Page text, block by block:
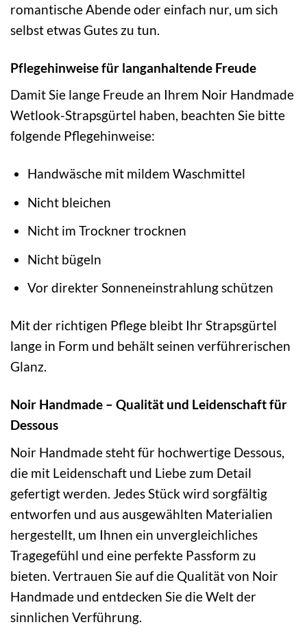
romantische Abende oder einfach nur, um sich
selbst etwas Gutes zu tun.
Pflegehinweise für langanhaltende Freude
Damit Sie lange Freude an Ihrem Noir Handmade
Wetlook-Strapsgürtel haben, beachten Sie bitte
folgende Pflegehinweise:
Handwäsche mit mildem Waschmittel
Nicht bleichen
Nicht im Trockner trocknen
Nicht bügeln
Vor direkter Sonneneinstrahlung schützen
Mit der richtigen Pflege bleibt Ihr Strapsgürtel
lange in Form und behält seinen verführerischen
Glanz.
Noir Handmade – Qualität und Leidenschaft für
Dessous
Noir Handmade steht für hochwertige Dessous,
die mit Leidenschaft und Liebe zum Detail
gefertigt werden. Jedes Stück wird sorgfältig
entworfen und aus ausgewählten Materialien
hergestellt, um Ihnen ein unvergleichliches
Tragegefühl und eine perfekte Passform zu
bieten. Vertrauen Sie auf die Qualität von Noir
Handmade und entdecken Sie die Welt der
sinnlichen Verführung.